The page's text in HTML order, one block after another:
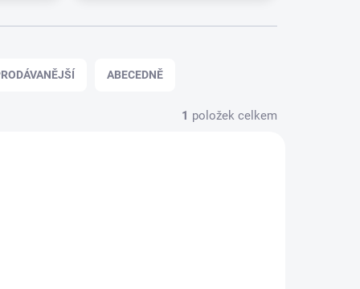
ABECEDNĚ
1 položek celkem